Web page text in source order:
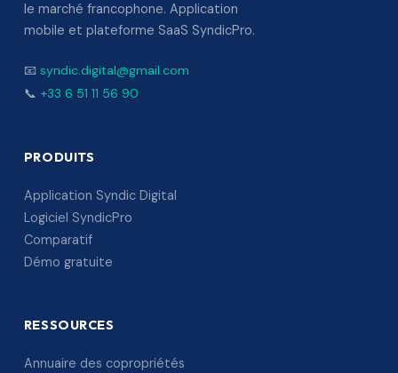
le marché francophone. Application
mobile et plateforme SaaS SyndicPro.
📧 syndic.digital@gmail.com
📞 +33 6 51 11 56 90
PRODUITS
Application Syndic Digital
Logiciel SyndicPro
Comparatif
Démo gratuite
RESSOURCES
Annuaire des copropriétés